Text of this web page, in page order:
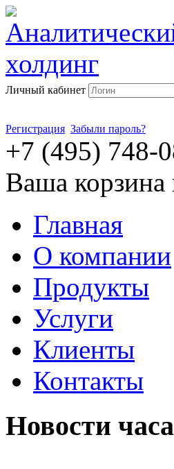
Личный кабинет
Регистрация Забыли пароль?
+7 (495) 748-
Ваша корзина
Главная
О компании
Продукты
Услуги
Клиенты
Контакты
Новости часа